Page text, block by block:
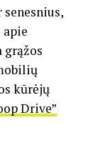
grąžos
kūrėjų
Drive”